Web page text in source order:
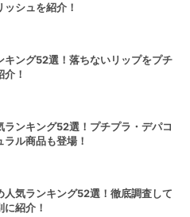
シュを紹介！
キング52選！落ちないリップをプチ
！
ランキング52選！プチプラ・デパコ
ル商品も登場！
人気ランキング52選！徹底調査して
紹介！